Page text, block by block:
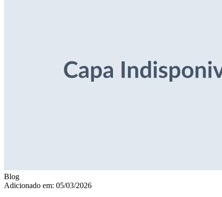
Blog
Adicionado em: 05/03/2026